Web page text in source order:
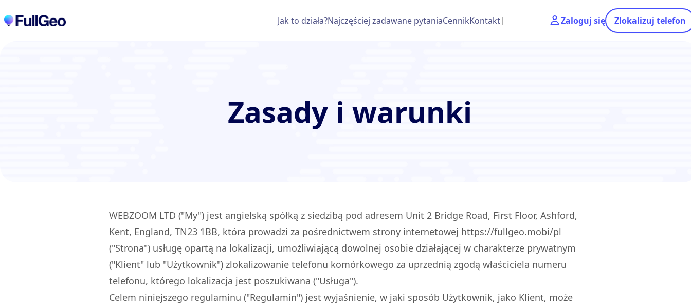
Jak to działa?Najczęściej zadawane pytaniaCennikKontakt Zaloguj się Zlokalizuj telefon
Zasady i warunki
WEBZOOM LTD ("My") jest angielską spółką z siedzibą pod adresem Unit 2 Bridge Road, First Floor, Ashford,
Kent, England, TN23 1BB, która prowadzi za pośrednictwem strony internetowej https://fullgeo.mobi/pl
("Strona") usługę opartą na lokalizacji, umożliwiającą dowolnej osobie działającej w charakterze prywatnym
("Klient" lub "Użytkownik") zlokalizowanie telefonu komórkowego za uprzednią zgodą właściciela numeru
telefonu, którego lokalizacja jest poszukiwana ("Usługa").
Celem niniejszego regulaminu ("Regulamin") jest wyjaśnienie, w jaki sposób Użytkownik, jako Klient, może